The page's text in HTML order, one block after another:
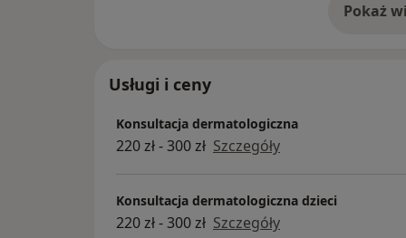
Pokaż o
Usługi i ceny
Konsultacja dermatologiczna
220 zł - 300 zł Szczegóły
Konsultacja dermatologiczna dzieci
220 zł - 300 zł Szczegóły